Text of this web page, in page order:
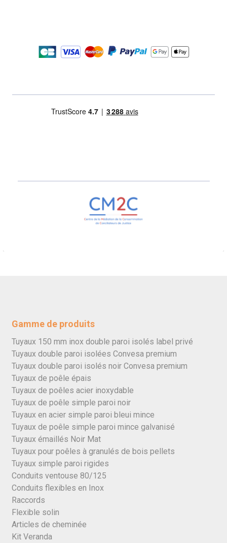
Gamme de produits
Tuyaux 150 mm inox double paroi isolés label privé
Tuyaux double paroi isolées Convesa premium
Tuyaux double paroi isolés noir Convesa premium
Tuyaux de poêle épais
Tuyaux de poêles acier inoxydable
Tuyaux de poêle simple paroi noir
Tuyaux en acier simple paroi bleui mince
Tuyaux de poêle simple paroi mince galvanisé
Tuyaux émaillés Noir Mat
Tuyaux pour poêles à granulés de bois pellets
Tuyaux simple paroi rigides
Conduits ventouse 80/125
Conduits flexibles en Inox
Raccords
Flexible solin
Articles de cheminée
Kit Veranda